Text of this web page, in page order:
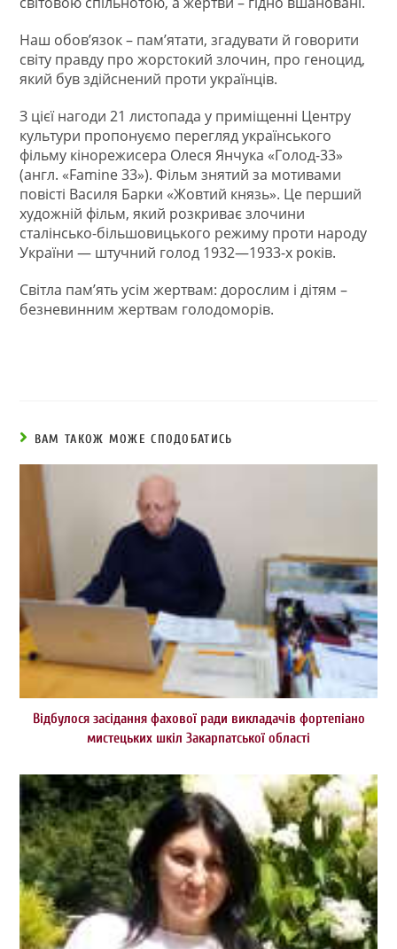
Наш обов’язок – пам’ятати, згадувати й говорити
світу правду про жорстокий злочин, про геноцид,
який був здійснений проти українців.
З цієї нагоди 21 листопада у приміщенні Центру
культури пропонуємо перегляд українського
фільму кінорежисера Олеся Янчука «Голод-33»
(англ. «Famine 33»). Фільм знятий за мотивами
повісті Василя Барки «Жовтий князь». Це перший
художній фільм, який розкриває злочини
сталінсько-більшовицького режиму проти народу
України — штучний голод 1932—1933-х років.
Світла пам’ять усім жертвам: дорослим і дітям –
безневинним жертвам голодоморів.
ВАМ ТАКОЖ МОЖЕ СПОДОБАТИСЬ
Відбулося засідання фахової ради викладачів фортепіано
мистецьких шкіл Закарпатської області